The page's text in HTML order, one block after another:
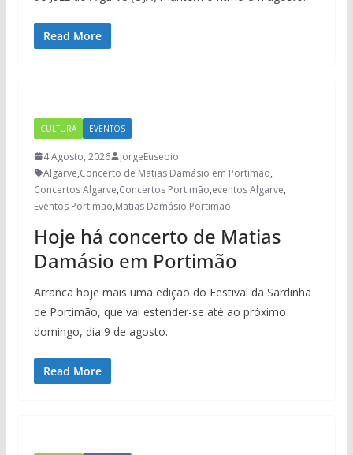
Read More
CULTURA EVENTOS
4 Agosto, 2026
JorgeEusebio
Algarve,Concerto de Matias Damásio em Portimão,
Concertos Algarve,Concertos Portimão,eventos Algarve,
Eventos Portimão,Matias Damásio,Portimão
Hoje há concerto de Matias
Damásio em Portimão
Arranca hoje mais uma edição do Festival da Sardinha
de Portimão, que vai estender-se até ao próximo
domingo, dia 9 de agosto.
Read More